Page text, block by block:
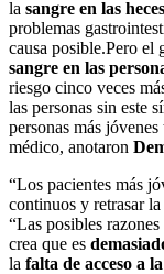
la sangre en las heces
problemas
causa posible.Pero el
sangre en las
riesgo cinco veces
las personas sin este
personas más
médico, anotaron
“Los pacientes más
continuos y retrasar
“Las posibles razones
crea que es
la falta de acceso a